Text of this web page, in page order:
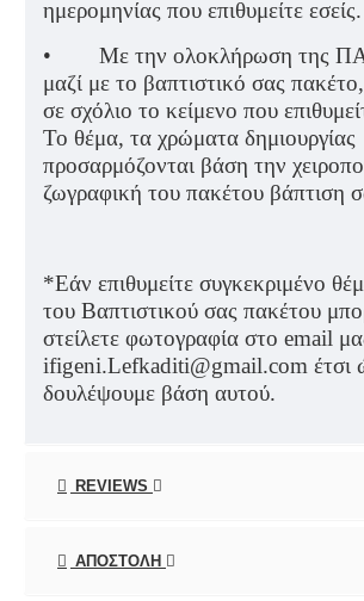
ημερομηνίας που επιθυμείτε εσείς.
• Με την ολοκλήρωση της
μαζί με το βαπτιστικό σας
σε σχόλιο το κείμενο που
Το θέμα, τα χρώματα δημιουργίας
προσαρμόζονται βάση την
ζωγραφική του πακέτου βάπτιση
*Εάν επιθυμείτε συγκεκριμένο
του Βαπτιστικού σας πακέτου
στείλετε φωτογραφία στο email
ifigeni.Lefkaditi@gmail.com έτσι
δουλέψουμε βάση αυτού.
REVIEWS
ΑΠΟΣΤΟΛΉ